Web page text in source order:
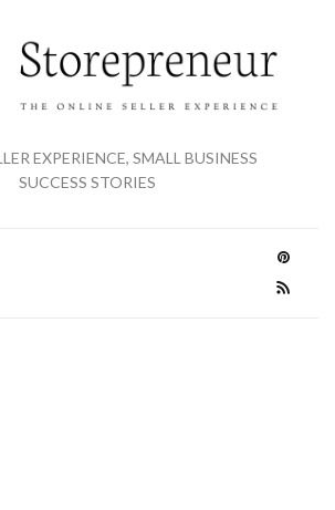
EXPERIENCE, SMALL BUSINESS
SUCCESS STORIES